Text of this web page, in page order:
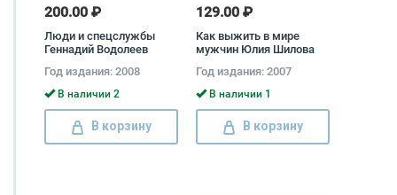
200.00 ₽
Люди и спецслужбы
Геннадий Водолеев
Год издания: 2008
В наличии 2
В корзину
129.00 ₽
Как выжить в мире
мужчин Юлия Шилова
Год издания: 2007
В наличии 1
В корзину